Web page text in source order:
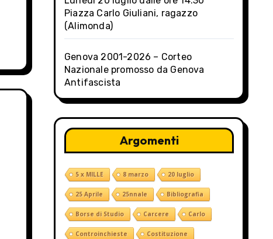
Piazza Carlo Giuliani, ragazzo
(Alimonda)
Genova 2001-2026 – Corteo
Nazionale promosso da Genova
Antifascista
Argomenti
5 x MILLE 8 marzo 20 luglio
25 Aprile 25nnale Bibliografia
Borse di Studio Carcere Carlo
Controinchieste Costituzione